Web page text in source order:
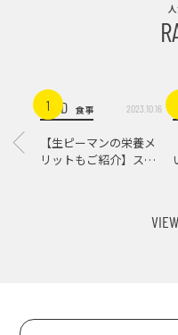
1FOOD 食事 2023.10.16
【生ピーマンの栄養メ
リットもご紹介】スパ